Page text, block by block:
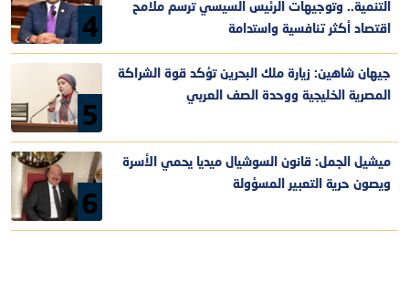
4
التنمية.. وتوجيهات الرئيس السيسي ترسم ملامح
اقتصاد أكثر تنافسية واستدامة
5
جيهان شاهين: زيارة ملك البحرين تؤكد قوة الشراكة
المصرية الخليجية ووحدة الصف العربي
6
ميشيل الجمل: قانون السوشيال ميديا يحمي الأسرة
ويصون حرية التعبير المسؤولة